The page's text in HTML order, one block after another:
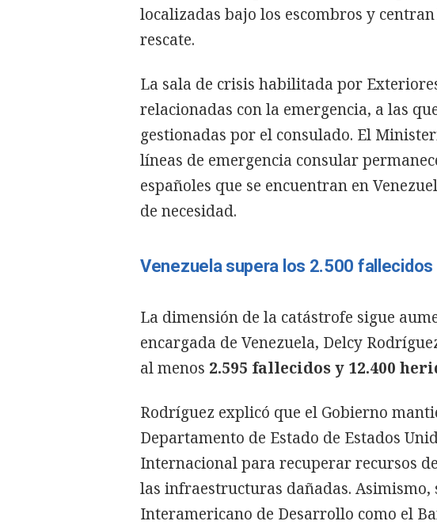
localizadas bajo los escombros y
rescate.
La sala de crisis habilitada por
relacionadas con la emergencia, a las
gestionadas por el consulado. El
líneas de emergencia consular
españoles que se encuentran en
de necesidad.
Venezuela supera los 2.500 fallecidos
La dimensión de la catástrofe sigue
encargada de Venezuela, Delcy
al menos 2.595 fallecidos y 12.400
Rodríguez explicó que el Gobierno
Departamento de Estado de Estados
Internacional para recuperar recursos
las infraestructuras dañadas. Asimismo,
Interamericano de Desarrollo como el